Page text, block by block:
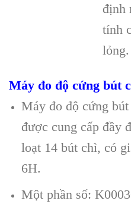
định
tính
lỏng.
Máy đo độ cứng bút
Máy đo độ cứng
được cung cấp đầy
loạt 14 bút chì, có
6H.
Một phần số: